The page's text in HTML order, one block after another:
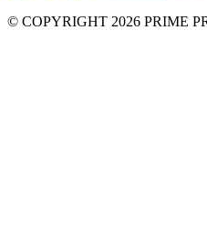
© COPYRIGHT 2026 PRIME